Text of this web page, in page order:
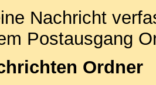
Nachricht
Postausgang
Ordner